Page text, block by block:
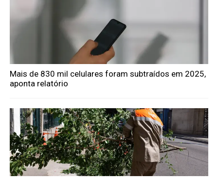
Mais de 830 mil celulares foram subtraídos em 2025,
aponta relatório